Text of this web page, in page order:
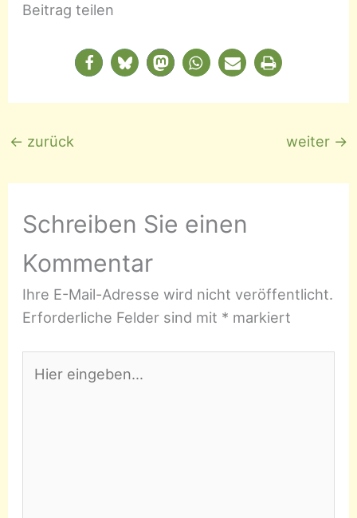
Beitrag teilen
← zurück weiter →
Schreiben Sie einen
Kommentar
Ihre E-Mail-Adresse wird nicht veröffentlicht.
Erforderliche Felder sind mit * markiert
eingeben…